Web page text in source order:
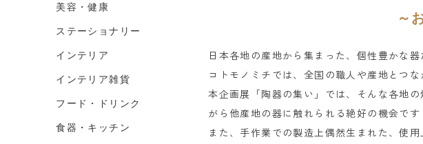
～
日本各地の産地から集まった、個性豊かな
コトモノミチでは、全国の職人や産地とつ
本企画展「陶器の集い」では、そんな各地
がら他産地の器に触れられる絶好の機会です
また、手作業での製造上偶然生まれた、使
美容・健康
ステーショナリー
インテリア
インテリア雑貨
フード・ドリンク
食器・キッチン